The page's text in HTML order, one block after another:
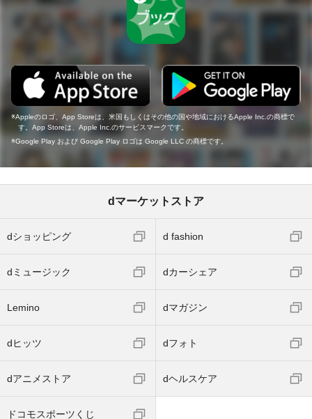
Appleのロゴ、App Storeは、米国もしくはその他の国や地域におけるApple Inc.の商標で
す。App Storeは、Apple Inc.のサービスマークです。
Google Play および Google Play ロゴは Google LLC の商標です。
dマーケットストア
dショッピング d fashion
dミュージック dカーシェア
Lemino dマガジン
dヒッツ dフォト
dアニメストア dヘルスケア
ドコモスポーツくじ